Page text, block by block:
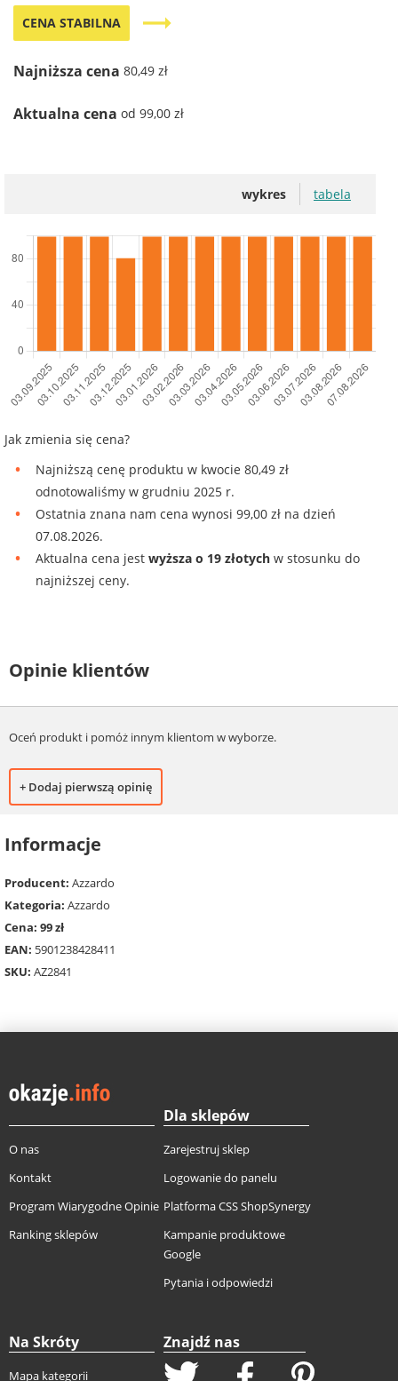
CENA STABILNA trending_flat
Najniższa cena 80,49 zł
Aktualna cena od 99,00 zł
wykres tabela
Jak zmienia się cena?
Najniższą cenę produktu w kwocie 80,49 zł
odnotowaliśmy w grudniu 2025 r.
Ostatnia znana nam cena wynosi 99,00 zł na dzień
07.08.2026.
Aktualna cena jest wyższa o 19 złotych w stosunku do
najniższej ceny.
Opinie klientów
Oceń produkt i pomóż innym klientom w wyborze.
+ Dodaj pierwszą opinię
Informacje
Producent: Azzardo
Kategoria: Azzardo
Cena: 99 zł
EAN: 5901238428411
SKU: AZ2841
O nas
Kontakt
Program Wiarygodne Opinie
Ranking sklepów
Dla sklepów
Zarejestruj sklep
Logowanie do panelu
Platforma CSS ShopSynergy
Kampanie produktowe
Google
Pytania i odpowiedzi
Na Skróty
Mapa kategorii
Znajdź nas